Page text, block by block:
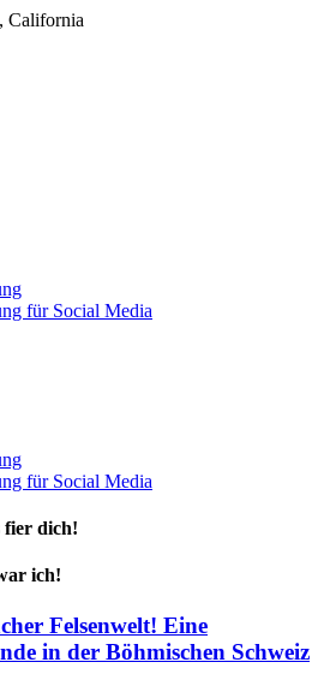
California
für Social Media
für Social Media
fier dich!
ich!
Felsenwelt! Eine
in der Böhmischen Schweiz